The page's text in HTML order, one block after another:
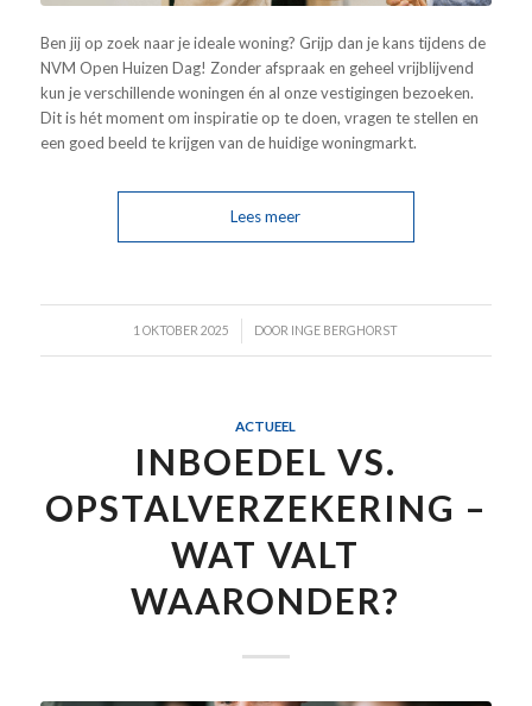
Ben jij op zoek naar je ideale woning? Grijp dan je kans tijdens de
NVM Open Huizen Dag! Zonder afspraak en geheel vrijblijvend
kun je verschillende woningen én al onze vestigingen bezoeken.
Dit is hét moment om inspiratie op te doen, vragen te stellen en
een goed beeld te krijgen van de huidige woningmarkt.
Lees meer
1 OKTOBER 2025
/ DOOR INGE BERGHORST
ACTUEEL
INBOEDEL VS.
OPSTALVERZEKERING –
WAT VALT
WAARONDER?